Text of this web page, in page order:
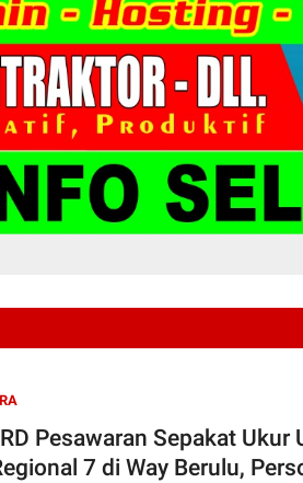
Pesawaran Sepakat Ukur
7 di Way Berulu,